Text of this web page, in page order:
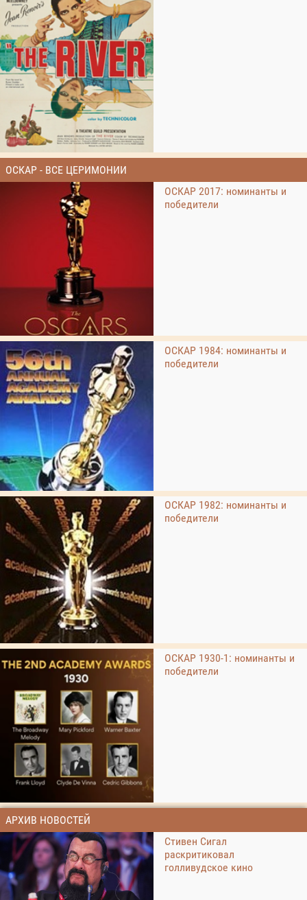
ОСКАР - ВСЕ ЦЕРИМОНИИ
ОСКАР 2017: номинанты и
победители
ОСКАР 1984: номинанты и
победители
ОСКАР 1982: номинанты и
победители
ОСКАР 1930-1: номинанты и
победители
АРХИВ НОВОСТЕЙ
Стивен Сигал
раскритиковал
голливудское кино